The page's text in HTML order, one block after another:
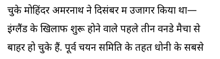
चुके मोहिंदर अमरनाथ ने दिसंबर में उजागर किया था—
इंग्लैंड के खिलाफ शुरू होने वाले पहले तीन वनडे मैचों से
बाहर हो चुके हैं. पूर्व चयन समिति के तहत धोनी के सबसे